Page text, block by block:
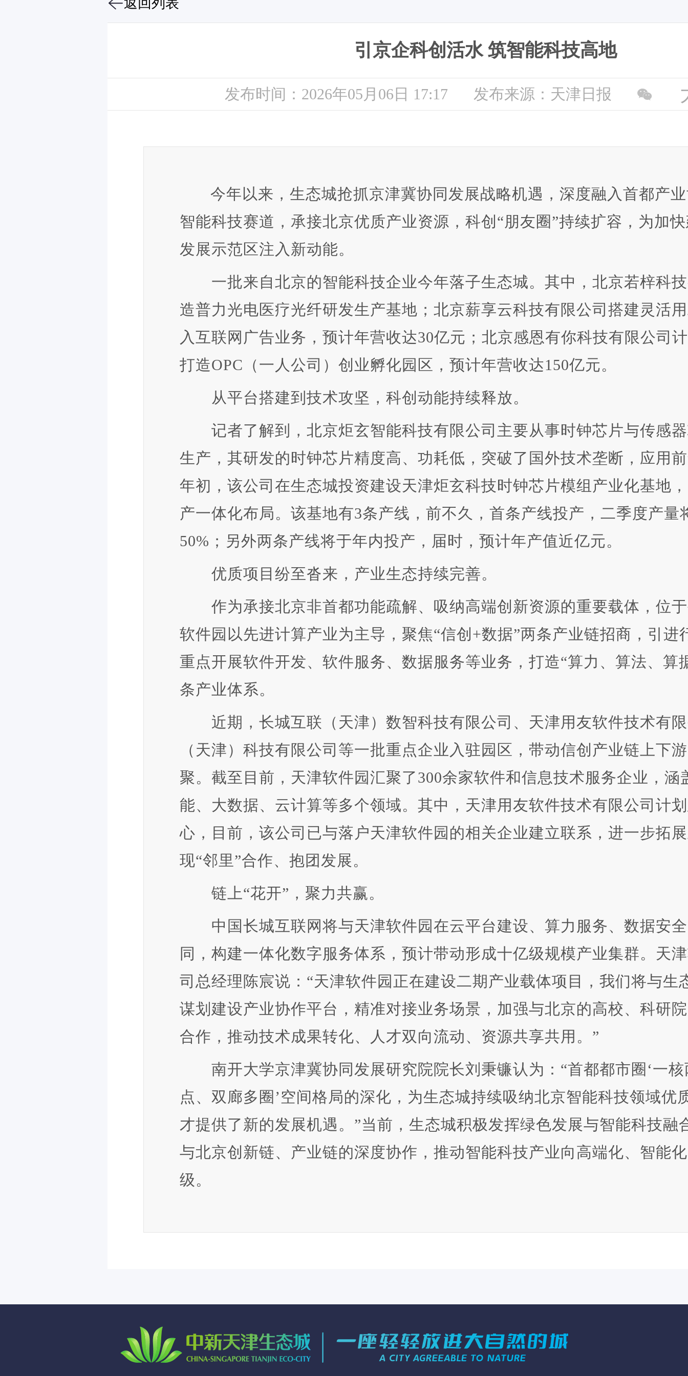
返回列表
引京企科创活水 筑智能科技高地
发布时间：2026年05月06日 17:17 发布来源：天津日报
今年以来，生态城抢抓京津冀协同发展战略机遇，深度融入首都产
智能科技赛道，承接北京优质产业资源，科创“朋友圈”持续扩容，为加
发展示范区注入新动能。
一批来自北京的智能科技企业今年落子生态城。其中，北京若梓科
造普力光电医疗光纤研发生产基地；北京薪享云科技有限公司搭建灵活
入互联网广告业务，预计年营收达30亿元；北京感恩有你科技有限公司
打造OPC（一人公司）创业孵化园区，预计年营收达150亿元。
从平台搭建到技术攻坚，科创动能持续释放。
记者了解到，北京炬玄智能科技有限公司主要从事时钟芯片与传感
生产，其研发的时钟芯片精度高、功耗低，突破了国外技术垄断，应用
年初，该公司在生态城投资建设天津炬玄科技时钟芯片模组产业化基地
产一体化布局。该基地有3条产线，前不久，首条产线投产，二季度产量
50%；另外两条产线将于年内投产，届时，预计年产值近亿元。
优质项目纷至沓来，产业生态持续完善。
作为承接北京非首都功能疏解、吸纳高端创新资源的重要载体，位
软件园以先进计算产业为主导，聚焦“信创+数据”两条产业链招商，引进
重点开展软件开发、软件服务、数据服务等业务，打造“算力、算法、算
条产业体系。
近期，长城互联（天津）数智科技有限公司、天津用友软件技术有
（天津）科技有限公司等一批重点企业入驻园区，带动信创产业链上下
聚。截至目前，天津软件园汇聚了300余家软件和信息技术服务企业，涵
能、大数据、云计算等多个领域。其中，天津用友软件技术有限公司计
心，目前，该公司已与落户天津软件园的相关企业建立联系，进一步拓
现“邻里”合作、抱团发展。
链上“花开”，聚力共赢。
中国长城互联网将与天津软件园在云平台建设、算力服务、数据安
同，构建一体化数字服务体系，预计带动形成十亿级规模产业集群。天
司总经理陈宸说：“天津软件园正在建设二期产业载体项目，我们将与生
谋划建设产业协作平台，精准对接业务场景，加强与北京的高校、科研
合作，推动技术成果转化、人才双向流动、资源共享共用。”
南开大学京津冀协同发展研究院院长刘秉镰认为：“首都都市圈‘一核
点、双廊多圈’空间格局的深化，为生态城持续吸纳北京智能科技领域优
才提供了新的发展机遇。”当前，生态城积极发挥绿色发展与智能科技融
与北京创新链、产业链的深度协作，推动智能科技产业向高端化、智能
级。